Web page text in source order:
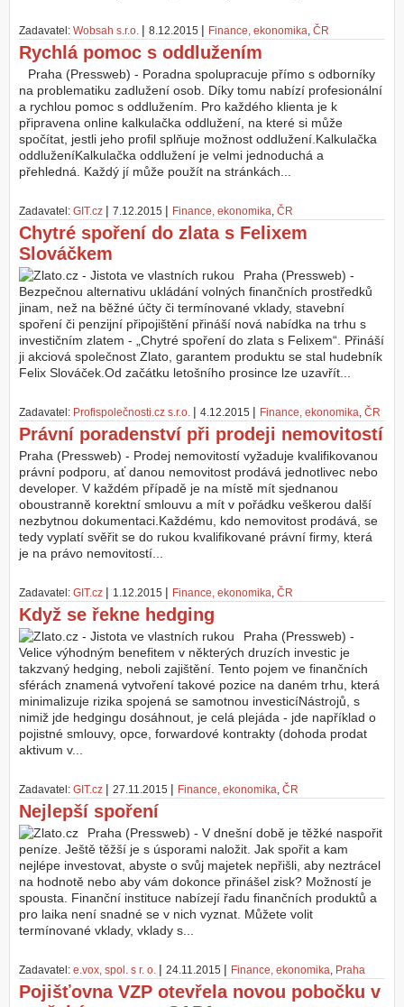
Zadavatel: Wobsah s.r.o. | 8.12.2015 | Finance, ekonomika, ČR
Rychlá pomoc s oddlužením
Praha (Pressweb) - Poradna spolupracuje přímo s odborníky
na problematiku zadlužení osob. Díky tomu nabízí profesionální
a rychlou pomoc s oddlužením. Pro každého klienta je k
připravena online kalkulačka oddlužení, na které si může
spočítat, jestli jeho profil splňuje možnost oddlužení.Kalkulačka
oddluženíKalkulačka oddlužení je velmi jednoduchá a
přehledná. Každý jí může použít na stránkách...
Zadavatel: GIT.cz | 7.12.2015 | Finance, ekonomika, ČR
Chytré spoření do zlata s Felixem
Slováčkem
Praha (Pressweb) -
Bezpečnou alternativu ukládání volných finančních prostředků
jinam, než na běžné účty či termínované vklady, stavební
spoření či penzijní připojištění přináší nová nabídka na trhu s
investičním zlatem - „Chytré spoření do zlata s Felixem“. Přináší
ji akciová společnost Zlato, garantem produktu se stal hudebník
Felix Slováček.Od začátku letošního prosince lze uzavřít...
Zadavatel: Profispolečnosti.cz s.r.o. | 4.12.2015 | Finance, ekonomika, ČR
Právní poradenství při prodeji nemovitostí
Praha (Pressweb) - Prodej nemovitostí vyžaduje kvalifikovanou
právní podporu, ať danou nemovitost prodává jednotlivec nebo
developer. V každém případě je na místě mít sjednanou
oboustranně korektní smlouvu a mít v pořádku veškerou další
nezbytnou dokumentaci.Každému, kdo nemovitost prodává, se
tedy vyplatí svěřit se do rukou kvalifikované právní firmy, která
je na právo nemovitostí...
Zadavatel: GIT.cz | 1.12.2015 | Finance, ekonomika, ČR
Když se řekne hedging
Praha (Pressweb) -
Velice výhodným benefitem v některých druzích investic je
takzvaný hedging, neboli zajištění. Tento pojem ve finančních
sférách znamená vytvoření takové pozice na daném trhu, která
minimalizuje rizika spojená se samotnou investicíNástrojů, s
nimiž jde hedgingu dosáhnout, je celá plejáda - jde například o
pojistné smlouvy, opce, forwardové kontrakty (dohoda prodat
aktivum v...
Zadavatel: GIT.cz | 27.11.2015 | Finance, ekonomika, ČR
Nejlepší spoření
Praha (Pressweb) - V dnešní době je těžké naspořit
peníze. Ještě těžší je s úsporami naložit. Jak spořit a kam
nejlépe investovat, abyste o svůj majetek nepřišli, aby neztrácel
na hodnotě nebo aby vám dokonce přinášel zisk? Možností je
spousta. Finanční instituce nabízejí řadu finančních produktů a
pro laika není snadné se v nich vyznat. Můžete volit
termínované vklady, vklady s...
Zadavatel: e.vox, spol. s r. o. | 24.11.2015 | Finance, ekonomika, Praha
Pojišťovna VZP otevřela novou pobočku v